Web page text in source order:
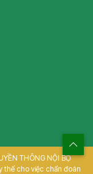
THÔNG NỘI BỘ
thế cho việc chẩn đoán